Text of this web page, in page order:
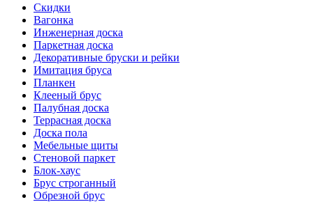
Скидки
Вагонка
Инженерная доска
Паркетная доска
Декоративные бруски и рейки
Имитация бруса
Планкен
Клееный брус
Палубная доска
Террасная доска
Доска пола
Мебельные щиты
Стеновой паркет
Блок-хаус
Брус строганный
Обрезной брус